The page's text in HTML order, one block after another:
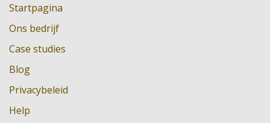
Startpagina
Ons bedrijf
Case studies
Blog
Privacybeleid
Help